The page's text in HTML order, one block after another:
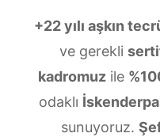
+22 yılı aşkın
ve gerekli
kadromuz ile
odaklı
sunuyoruz.